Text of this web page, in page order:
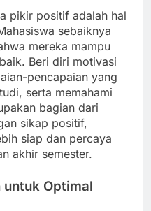
pikir positif adalah hal
sebaiknya
mereka mampu
Beri diri motivasi
pencapaian yang
serta memahami
bagian dari
sikap positif,
siap dan percaya
akhir semester.
untuk Optimal